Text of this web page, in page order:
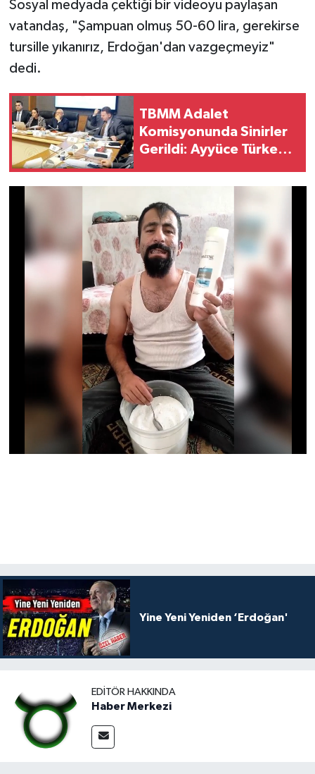
Sosyal medyada çektiği bir videoyu paylaşan
vatandaş, "Şampuan olmuş 50-60 lira, gerekirse
tursille yıkanırız, Erdoğan'dan vazgeçmeyiz"
dedi.
TBMM Adalet
Komisyonunda Sinirler
Gerildi: Ayyüce Türkeş
Arasında "Pislik" ve
"Çamaşır Suyu" Kavgası
Yine Yeni Yeniden ‘Erdoğan'
EDITÖR HAKKINDA
Haber Merkezi